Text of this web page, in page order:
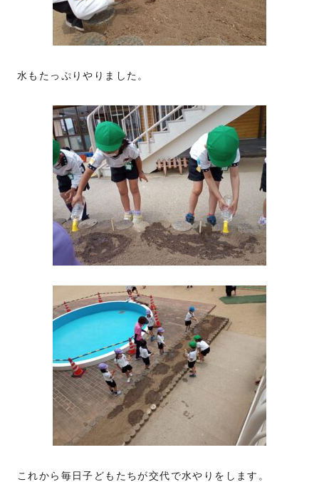
水もたっぷりやりました。
これから毎日子どもたちが交代で水やりをします。